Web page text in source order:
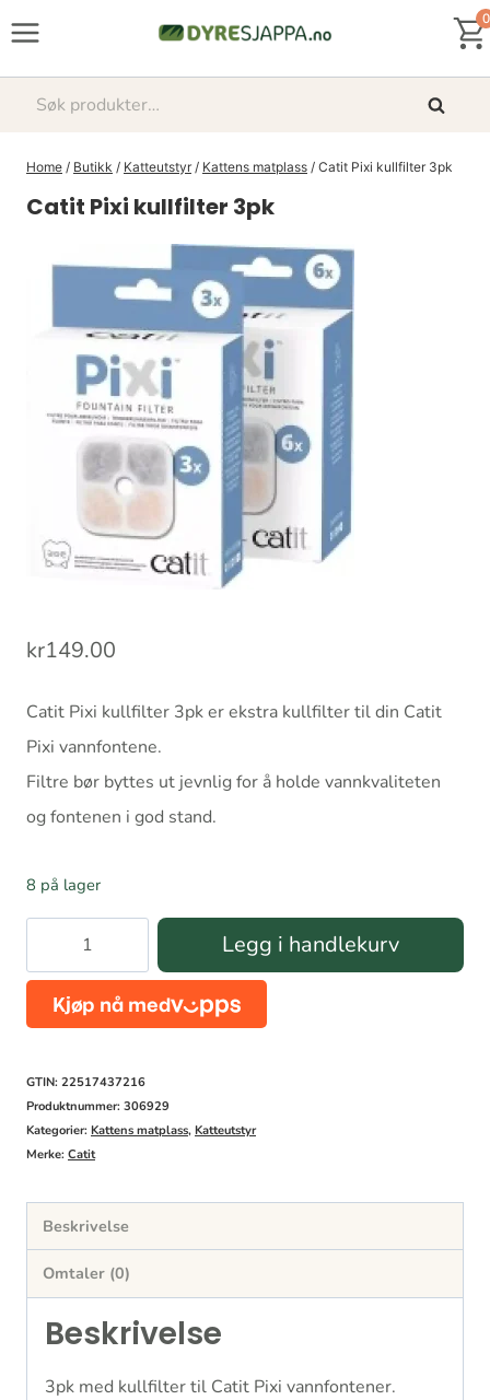
0
Søk
Søk
Home / Butikk / Katteutstyr / Kattens matplass / Catit Pixi kullfilter 3pk
Catit Pixi kullfilter 3pk
kr149.00
Catit Pixi kullfilter 3pk er ekstra kullfilter til din Catit
Pixi vannfontene.
Filtre bør byttes ut jevnlig for å holde vannkvaliteten
og fontenen i god stand.
8 på lager
Pixi
kullfilter
antall
Legg i handlekurv
GTIN: 22517437216
Produktnummer: 306929
Kategorier: Kattens matplass, Katteutstyr
Merke: Catit
Beskrivelse
Omtaler (0)
Beskrivelse
3pk med kullfilter til Catit Pixi vannfontener.